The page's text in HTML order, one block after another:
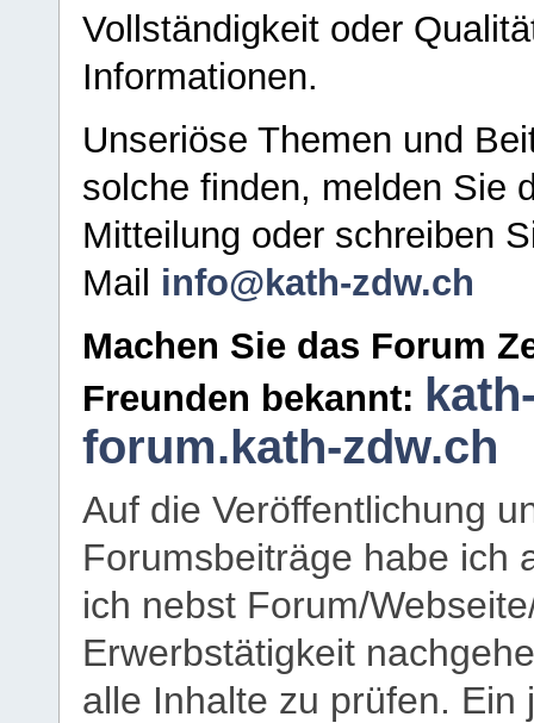
Vollständigkeit oder
Informationen.
Unseriöse Themen und
solche finden, melden Sie
Mitteilung oder schreiben
Mail info@kath-zdw.ch
Machen Sie das Forum
Freunden bekannt:
forum.kath-zdw.ch
Auf die Veröffentlichung
Forumsbeiträge habe ich
ich nebst Forum/
Erwerbstätigkeit
alle Inhalte zu prüfen.